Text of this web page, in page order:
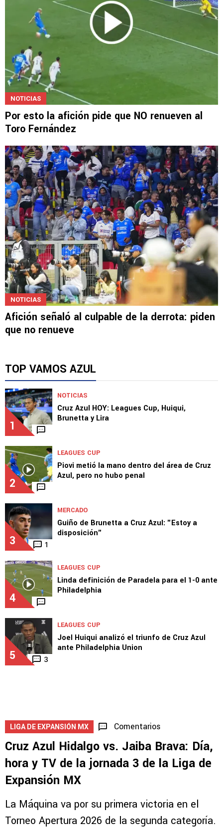
NOTICIAS
Por esto la afición pide que NO renueven al
Toro Fernández
NOTICIAS
Afición señaló al culpable de la derrota: piden
que no renueve
TOP VAMOS AZUL
1
NOTICIAS
Cruz Azul HOY: Leagues Cup, Huiqui,
Brunetta y Lira
2
LEAGUES CUP
Piovi metió la mano dentro del área de Cruz
Azul, pero no hubo penal
3 1
MERCADO
Guiño de Brunetta a Cruz Azul: "Estoy a
disposición"
4
LEAGUES CUP
Linda definición de Paradela para el 1-0 ante
Philadelphia
5 3
LEAGUES CUP
Joel Huiqui analizó el triunfo de Cruz Azul
ante Philadelphia Union
LIGA DE EXPANSIÓN MX Comentarios
Cruz Azul Hidalgo vs. Jaiba Brava: Día,
hora y TV de la jornada 3 de la Liga de
Expansión MX
La Máquina va por su primera victoria en el
Torneo Apertura 2026 de la segunda categoría.